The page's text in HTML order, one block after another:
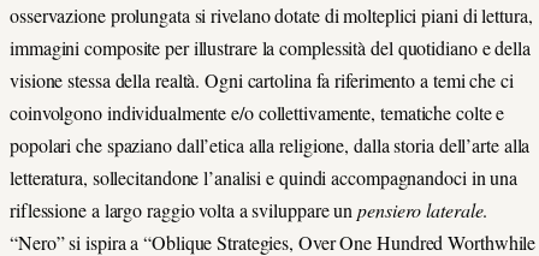
osservazione prolungata si rivelano dotate di molteplici piani di lettura,
immagini composite per illustrare la complessità del quotidiano e della
visione stessa della realtà. Ogni cartolina fa riferimento a temi che ci
coinvolgono individualmente e/o collettivamente, tematiche colte e
popolari che spaziano dall’etica alla religione, dalla storia dell’arte alla
letteratura, sollecitandone l’analisi e quindi accompagnandoci in una
riflessione a largo raggio volta a sviluppare unpensiero laterale.
“Nero” si ispira a “Oblique Strategies, Over One Hundred Worthwhile